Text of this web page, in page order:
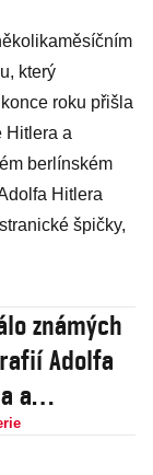
který
roku přišla
Hitlera a
berlínském
Hitlera
špičky,
známých
Adolfa
a